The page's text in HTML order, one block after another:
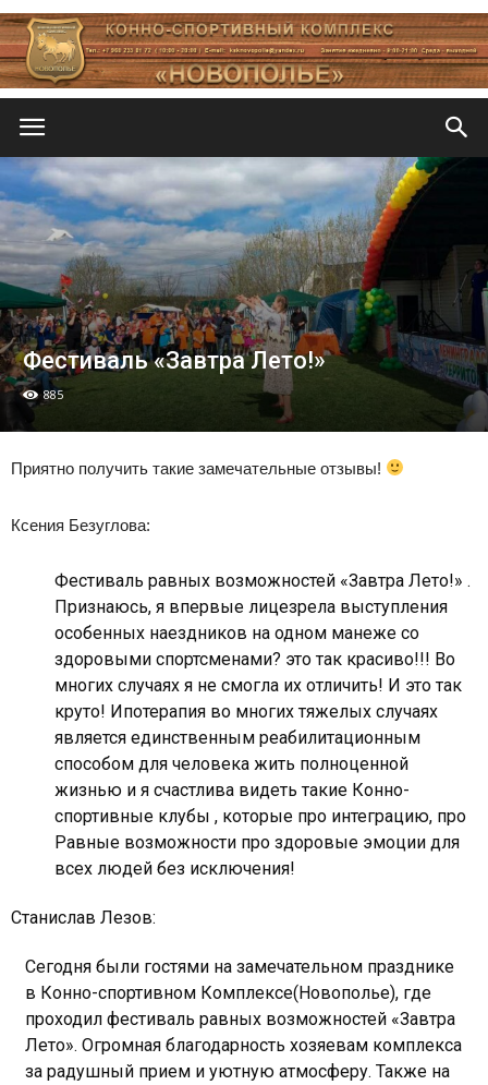
Фестиваль «Завтра Лето!»
885
Приятно получить такие замечательные отзывы!
Ксения Безуглова:
Фестиваль равных возможностей «Завтра Лето!» .
Признаюсь, я впервые лицезрела выступления
особенных наездников на одном манеже со
здоровыми спортсменами? это так красиво!!! Во
многих случаях я не смогла их отличить! И это так
круто! Ипотерапия во многих тяжелых случаях
является единственным реабилитационным
способом для человека жить полноценной
жизнью и я счастлива видеть такие Конно-
спортивные клубы , которые про интеграцию, про
Равные возможности про здоровые эмоции для
всех людей без исключения!
Станислав Лезов:
Сегодня были гостями на замечательном празднике
в Конно-спортивном Комплексе(Новополье), где
проходил фестиваль равных возможностей «Завтра
Лето». Огромная благодарность хозяевам комплекса
за радушный прием и уютную атмосферу. Также на